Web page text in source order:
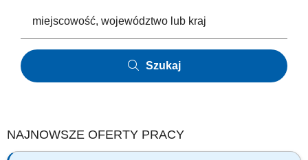
Szukaj
NAJNOWSZE OFERTY PRACY